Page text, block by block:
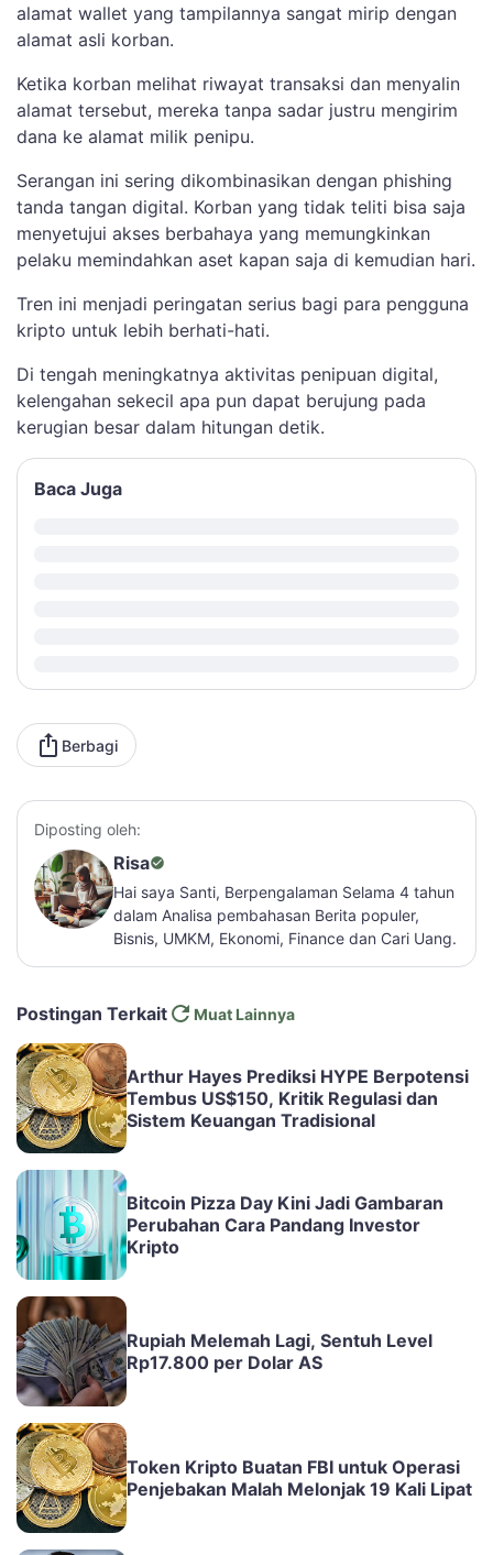
alamat wallet yang tampilannya sangat mirip dengan
alamat asli korban.
Ketika korban melihat riwayat transaksi dan menyalin
alamat tersebut, mereka tanpa sadar justru mengirim
dana ke alamat milik penipu.
Serangan ini sering dikombinasikan dengan phishing
tanda tangan digital. Korban yang tidak teliti bisa saja
menyetujui akses berbahaya yang memungkinkan
pelaku memindahkan aset kapan saja di kemudian hari.
Tren ini menjadi peringatan serius bagi para pengguna
kripto untuk lebih berhati-hati.
Di tengah meningkatnya aktivitas penipuan digital,
kelengahan sekecil apa pun dapat berujung pada
kerugian besar dalam hitungan detik.
Baca Juga
Berbagi
Diposting oleh:
Risa
Hai saya Santi, Berpengalaman Selama 4 tahun
dalam Analisa pembahasan Berita populer,
Bisnis, UMKM, Ekonomi, Finance dan Cari Uang.
Postingan Terkait Muat Lainnya
Arthur Hayes Prediksi HYPE Berpotensi
Tembus US$150, Kritik Regulasi dan
Sistem Keuangan Tradisional
Bitcoin Pizza Day Kini Jadi Gambaran
Perubahan Cara Pandang Investor
Kripto
Rupiah Melemah Lagi, Sentuh Level
Rp17.800 per Dolar AS
Token Kripto Buatan FBI untuk Operasi
Penjebakan Malah Melonjak 19 Kali Lipat